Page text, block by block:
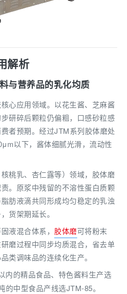
解析
与营养品的乳化均质
心应用领域。以花生酱、芝麻酱
研碎后颗粒仍偏粗，口感砂粒感
者预期。经过JTM系列胶体磨处
以下，酱体细腻光滑，流动性
桃乳、杏仁露等）领域，胶体磨
。原浆中残留的不溶性蛋白质颗
肪液滴共同形成均匀稳定的乳浊
货架期延长。
液混合体系， 胶体磨可将粉末
磨过程中同步均质混合，省去单
类调味品的连续化生产。
内的精品食品、特色酱料生产选
中型食品产线选JTM-85。